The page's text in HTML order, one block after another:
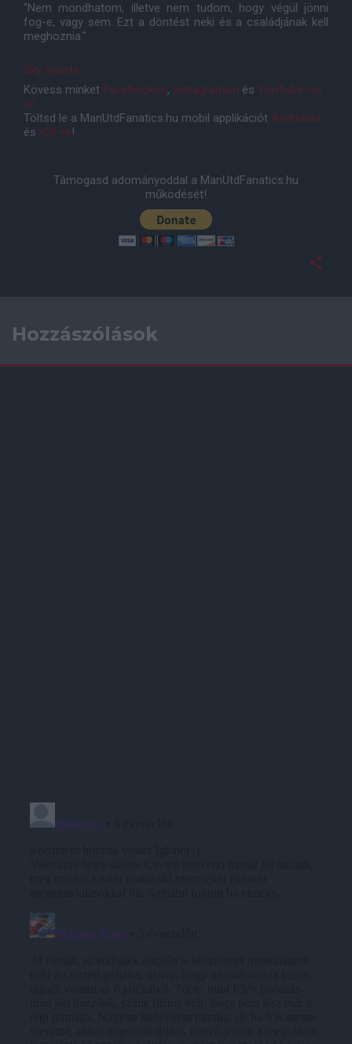
"Nem mondhatom, illetve nem tudom, hogy végül jönni
fog-e, vagy sem. Ezt a döntést neki és a családjának kell
meghoznia."
Sky Sports
Kövess minket Facebookon, Instagramon és YouTube-on
is!
Töltsd le a ManUtdFanatics.hu mobil applikációt Androidra
és iOS-re!
Támogasd adományoddal a ManUtdFanatics.hu
működését!
Hozzászólások